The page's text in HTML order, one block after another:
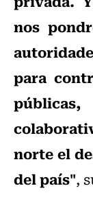
nos
para
norte el
del país",